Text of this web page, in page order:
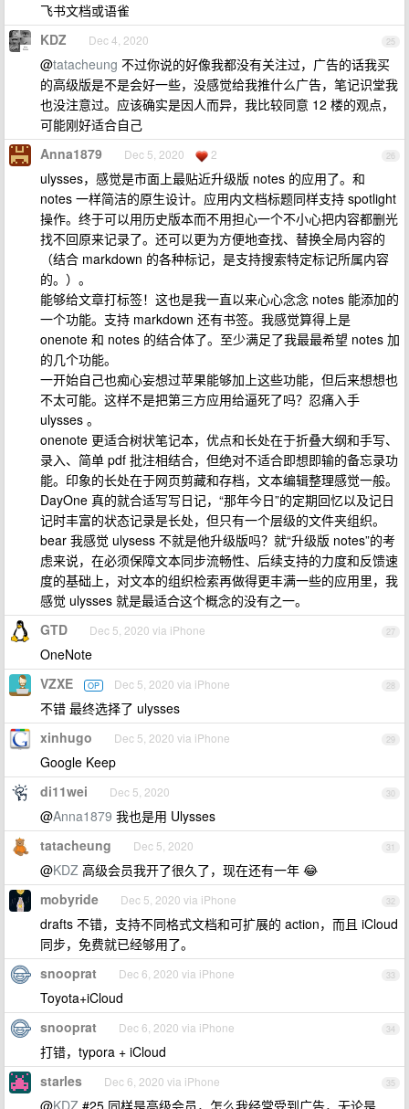
飞书文档或语雀
25
KDZ Dec 4, 2020
@tatacheung 不过你说的好像我都没有关注过，广告的话我买
的高级版是不是会好一些，没感觉给我推什么广告，笔记识堂我
也没注意过。应该确实是因人而异，我比较同意 12 楼的观点，
可能刚好适合自己
26
Anna1879 Dec 5, 2020 2
ulysses，感觉是市面上最贴近升级版 notes 的应用了。和
notes 一样简洁的原生设计。应用内文档标题同样支持 spotlight
操作。终于可以用历史版本而不用担心一个不小心把内容都删光
找不回原来记录了。还可以更为方便地查找、替换全局内容的
（结合 markdown 的各种标记，是支持搜索特定标记所属内容
的。）。
能够给文章打标签！这也是我一直以来心心念念 notes 能添加的
一个功能。支持 markdown 还有书签。我感觉算得上是
onenote 和 notes 的结合体了。至少满足了我最最希望 notes 加
的几个功能。
一开始自己也痴心妄想过苹果能够加上这些功能，但后来想想也
不太可能。这样不是把第三方应用给逼死了吗？忍痛入手
ulysses 。
onenote 更适合树状笔记本，优点和长处在于折叠大纲和手写、
录入、简单 pdf 批注相结合，但绝对不适合即想即输的备忘录功
能。印象的长处在于网页剪藏和存档，文本编辑整理感觉一般。
DayOne 真的就合适写写日记，“那年今日”的定期回忆以及记日
记时丰富的状态记录是长处，但只有一个层级的文件夹组织。
bear 我感觉 ulysess 不就是他升级版吗？就“升级版 notes”的考
虑来说，在必须保障文本同步流畅性、后续支持的力度和反馈速
度的基础上，对文本的组织检索再做得更丰满一些的应用里，我
感觉 ulysses 就是最适合这个概念的没有之一。
27
GTD Dec 5, 2020 via iPhone
OneNote
28
VZXE OP Dec 5, 2020 via iPhone
不错 最终选择了 ulysses
29
xinhugo Dec 5, 2020 via iPhone
Google Keep
30
di11wei Dec 5, 2020
@Anna1879 我也是用 Ulysses
31
tatacheung Dec 5, 2020
@KDZ 高级会员我开了很久了，现在还有一年 😂
32
mobyride Dec 5, 2020 via iPhone
drafts 不错，支持不同格式文档和可扩展的 action，而且 iCloud
同步，免费就已经够用了。
33
snooprat Dec 6, 2020 via iPhone
Toyota+iCloud
34
snooprat Dec 6, 2020 via iPhone
打错，typora + iCloud
35
starles Dec 6, 2020 via iPhone
@KDZ #25 同样是高级会员，怎么我经常受到广告，无论是